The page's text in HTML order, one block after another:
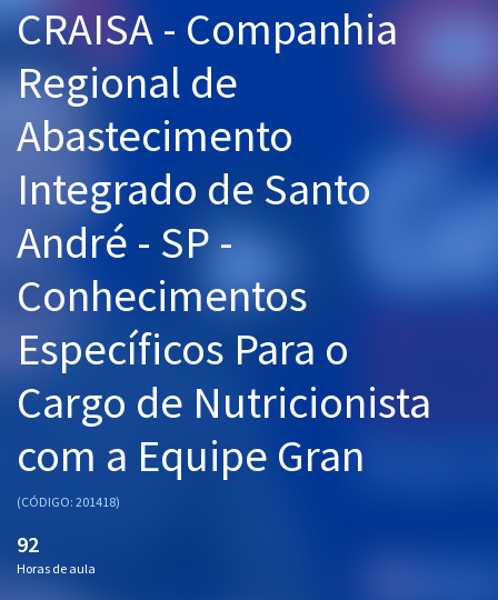
Cursos 20% OFF
Pós
Graduação
OAB
Mentorias
Questões grátis
Conteúdo gratuito
Aprovados
CRAISA - Companhia
Regional de
Abastecimento
Integrado de Santo
André - SP -
Conhecimentos
Específicos Para o
Cargo de Nutricionista
com a Equipe Gran
(CÓDIGO: 201418)
92
Horas de aula